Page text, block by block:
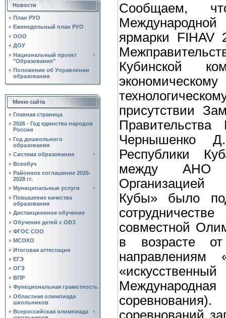
Новости
План РУО
Еженедельный план РУО
ООО
ДОУ
Национальный проект
"Образование"
Положение об Управлении
образования
Меню сайта
Главная страница
2026 - Год единства народов
России
Год дошкольного
образования
Система образования
Всеобуч
Районное соглашение 2026-
2028 гг.
Муниципальные услуги
Повышение качества
образования
Дистанционное обучение
Обучение детей с ОВЗ
ФГОС СОО
МСОКО
Итоговая аттестация
ЕГЭ
ОГЭ
ВПР
Функциональная грамотность
Областная олимпиада
школьников
Всероссийская олимпиада
Сообщаем,
ярмарки FIHAV
Кубинской
присутствии
Правительства
Чернышенко
Республики
между АНО
Кубы» было
совместной
в возрасте
направлениям
соревнований